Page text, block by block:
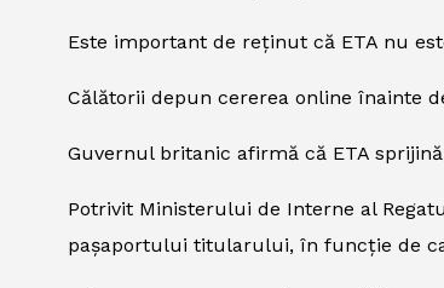
Este important de reținut că ETA nu
Călătorii depun cererea online înainte
Guvernul britanic afirmă că ETA
Potrivit Ministerului de Interne al
pașaportului titularului, în funcție de